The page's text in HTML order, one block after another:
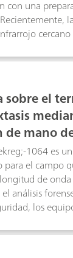
con una
la
como
de CU en
preparación de
destructiva, la
transmisión
deficiente y es
de pruebas.
de
como
de CU
que es
sobre el
de mano
1064 es
el campo
de
análisis
los
a los